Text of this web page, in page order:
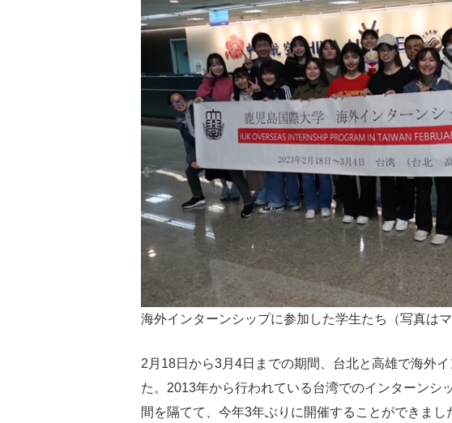
海外インターンシップに参加した学生たち（写真は
2月18日から3月4日までの期間、台北と高雄で海外
た。2013年から行われている台湾でのインターンシ
間を隔てて、今年3年ぶりに開催することができまし